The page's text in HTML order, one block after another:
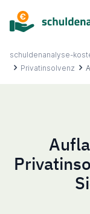
springen
Ablauf
schuldenanalyse-
Privatinsolvenz